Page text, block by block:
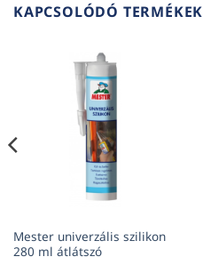
KAPCSOLÓDÓ TERMÉKEK
Mester univerzális szilikon
280 ml átlátszó